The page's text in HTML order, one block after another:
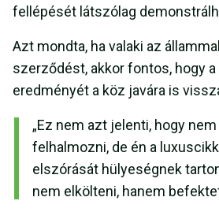
fellépését látszólag
Azt mondta, ha valaki az
szerződést, akkor fontos, hogy a
eredményét a köz javára is
„Ez nem azt jelenti, hogy
felhalmozni, de én a
elszórását hülyeségnek
nem elkölteni, hanem